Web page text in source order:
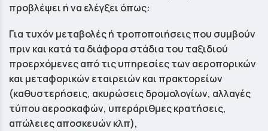
προβλέψει ή να ελέγξει όπως:
Για τυχόν μεταβολές ή τροποποιήσεις που συμβούν
πριν και κατά τα διάφορα στάδια του ταξιδιού
προερχόμενες από τις υπηρεσίες των αεροπορικών
και μεταφορικών εταιρειών και πρακτορείων
(καθυστερήσεις, ακυρώσεις δρομολογίων, αλλαγές
τύπου αεροσκαφών, υπεράριθμες κρατήσεις,
απώλειες αποσκευών κλπ),